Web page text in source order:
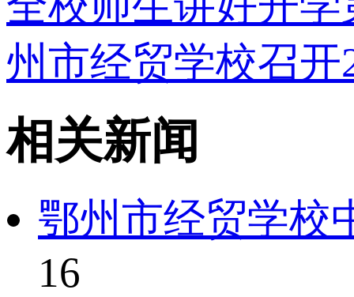
州市经贸学校召
相关新闻
鄂州市经贸学校
16